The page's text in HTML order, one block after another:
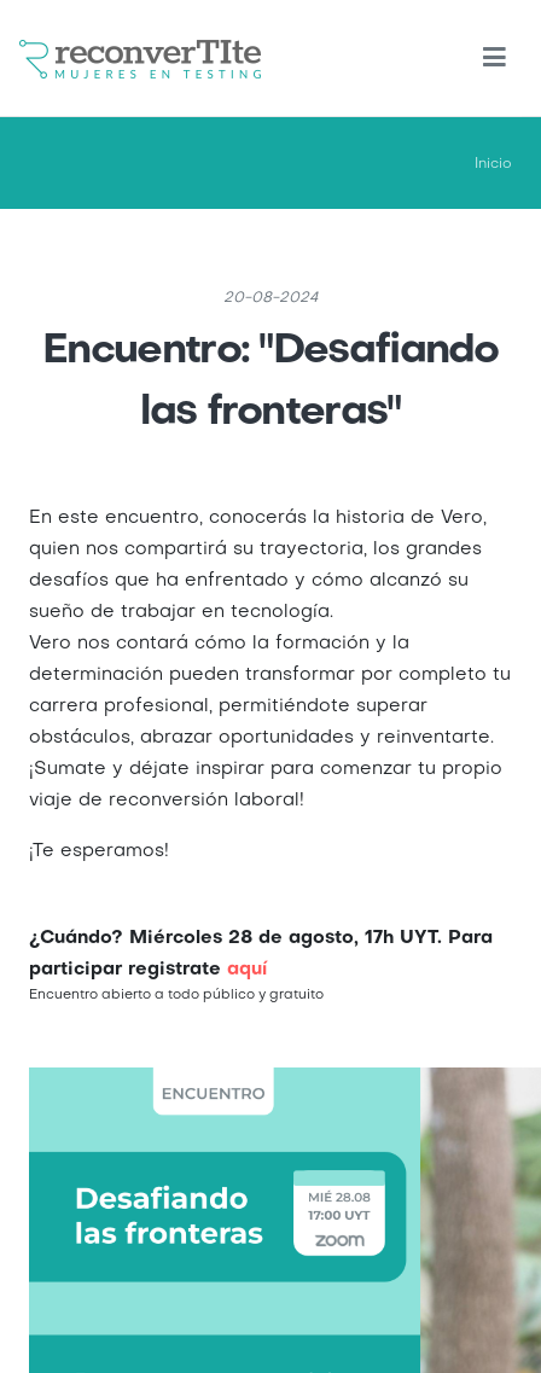
Inicio
20-08-2024
Encuentro: "Desafiando
las fronteras"
En este encuentro, conocerás la historia de Vero,
quien nos compartirá su trayectoria, los grandes
desafíos que ha enfrentado y cómo alcanzó su
sueño de trabajar en tecnología.
Vero nos contará cómo la formación y la
determinación pueden transformar por completo tu
carrera profesional, permitiéndote superar
obstáculos, abrazar oportunidades y reinventarte.
¡Sumate y déjate inspirar para comenzar tu propio
viaje de reconversión laboral!
¡Te esperamos!
¿Cuándo? Miércoles 28 de agosto, 17h UYT. Para
participar registrate aquí
Encuentro abierto a todo público y gratuito